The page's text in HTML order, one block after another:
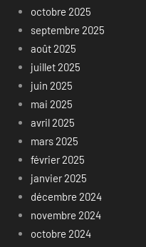
octobre 2025
septembre 2025
août 2025
juillet 2025
juin 2025
mai 2025
avril 2025
mars 2025
février 2025
janvier 2025
décembre 2024
novembre 2024
octobre 2024